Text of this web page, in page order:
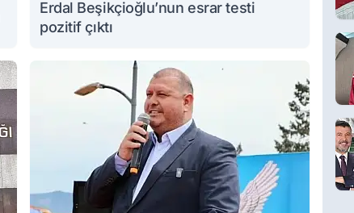
Erdal Beşikçioğlu’nun esrar testi
pozitif çıktı